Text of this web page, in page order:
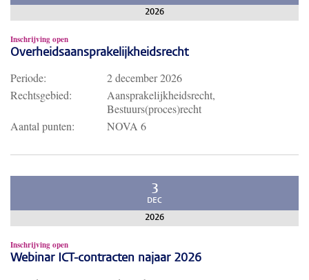
2026
Inschrijving open
Overheidsaansprakelijkheidsrecht
Periode:
2 december 2026
Rechtsgebied:
Aansprakelijkheidsrecht,
Bestuurs(proces)recht
Aantal punten:
NOVA 6
3
DEC
2026
Inschrijving open
Webinar ICT-contracten najaar 2026